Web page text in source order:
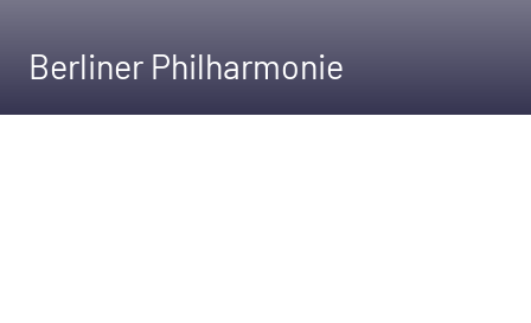
Berliner Philharmonie